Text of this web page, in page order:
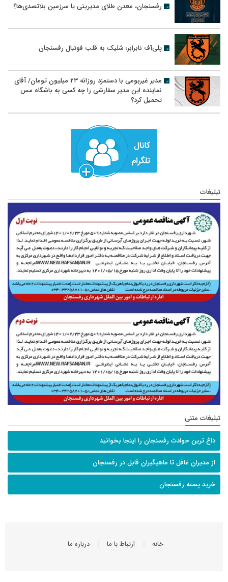
رفسنجان، معدن طلای مدیریتی یا سرزمین بلاتصدی‌ها؟
پلی‌آف نابرابر؛ شلیک به قلب فوتبال رفسنجان
مدیر غیربومی با دستمزد روزانه ۲۳ میلیون تومان/ آقای
نماینده این مدیر سفارشی را چه کسی به باشگاه مس
تحمیل کرد؟
تبلیغات
تبلیغات متنی
داغ ترین حوادث رفسنجان را اینجا بخوانید
از مدیران غافل تا ماهیگیران قابل در رفسنجان
خرید پسته رفسنجان
خانه ارتباط با ما درباره ما